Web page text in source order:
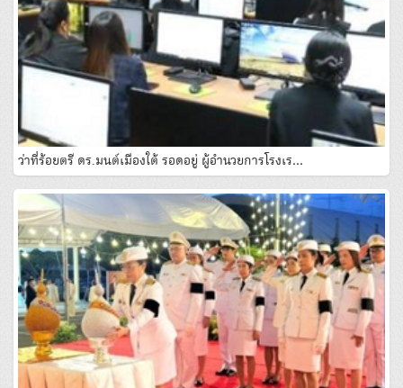
ว่าที่ร้อยตรี ดร.มนต์เมืองใต้ รอดอยู่ ผู้อํานวยการโรงเร…